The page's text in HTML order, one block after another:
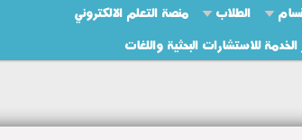
الطلاب
منصة التعلم الالكتروني
للاستشارات البحثية واللغات